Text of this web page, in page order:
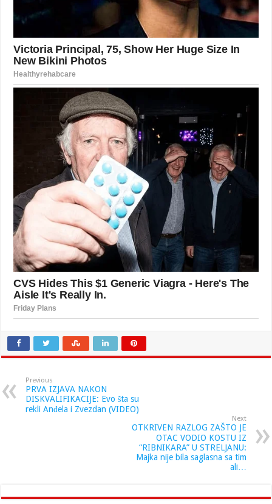
Previous
PRVA IZJAVA NAKON
DISKVALIFIKACIJE: Evo šta su
rekli Anđela i Zvezdan (VIDEO)
Next
OTKRIVEN RAZLOG ZAŠTO JE
OTAC VODIO KOSTU IZ
“RIBNIKARA” U STRELJANU:
Majka nije bila saglasna sa tim
ali…